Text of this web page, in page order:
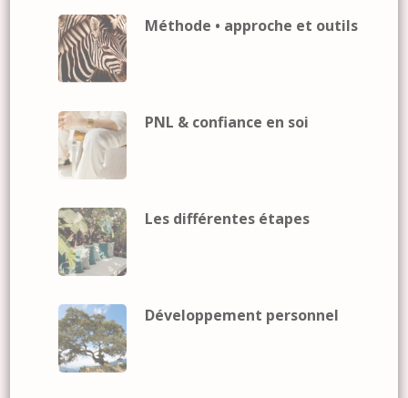
Méthode • approche et outils
PNL & confiance en soi
Les différentes étapes
Développement personnel